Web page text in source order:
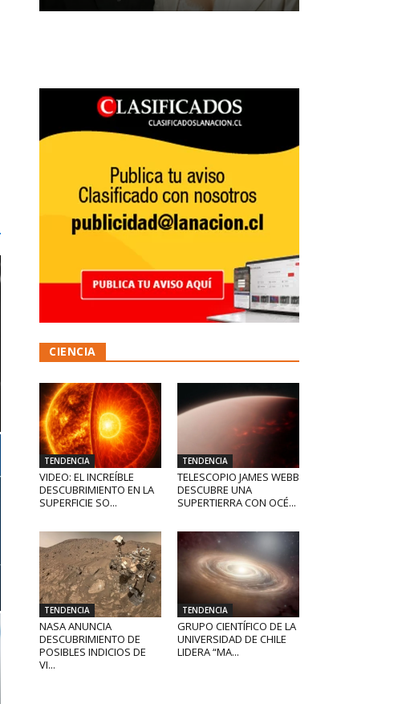
CIENCIA
TENDENCIA
VIDEO: EL INCREÍBLE
DESCUBRIMIENTO EN LA
SUPERFICIE SO...
TENDENCIA
TELESCOPIO JAMES WEBB
DESCUBRE UNA
SUPERTIERRA CON OCÉ...
TENDENCIA
NASA ANUNCIA
DESCUBRIMIENTO DE
POSIBLES INDICIOS DE
VI...
TENDENCIA
GRUPO CIENTÍFICO DE LA
UNIVERSIDAD DE CHILE
LIDERA “MA...